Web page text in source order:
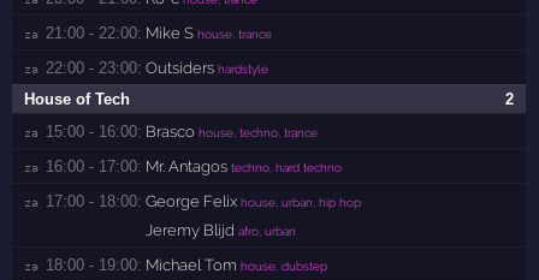
za 21:00 - 22:00: Mike S house, trance
za 22:00 - 23:00: Outsiders hardstyle
2
House of Tech
za 15:00 - 16:00: Brasco house, techno, trance
za 16:00 - 17:00: Mr. Antagos techno, hard techno
za 17:00 - 18:00: George Felix house, urban, hip hop
Jeremy Blijd afro, urban
za 18:00 - 19:00: Michael Tom house, dubstep